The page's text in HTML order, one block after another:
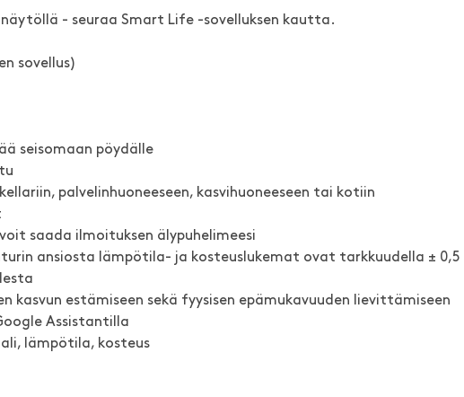
- seuraa Smart Life -sovelluksen kautta.
sovellus)
seisomaan pöydälle
palvelinhuoneeseen, kasvihuoneeseen tai kotiin
saada ilmoituksen älypuhelimeesi
ansiosta lämpötila- ja kosteuslukemat ovat tarkkuudella ± 0,5
kasvun estämiseen sekä fyysisen epämukavuuden lievittämiseen
Assistantilla
lämpötila, kosteus